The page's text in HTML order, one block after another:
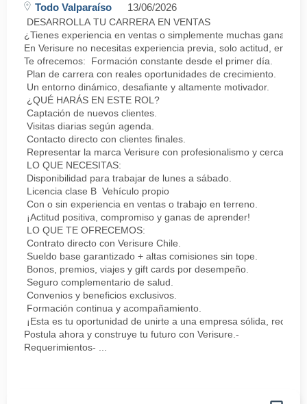
Todo Valparaíso 13/06/2026
DESARROLLA TU CARRERA EN VENTAS
¿Tienes experiencia en ventas o simplemente muchas ganas
En Verisure no necesitas experiencia previa, solo actitud,
Te ofrecemos: Formación constante desde el primer día.
Plan de carrera con reales oportunidades de crecimiento.
Un entorno dinámico, desafiante y altamente motivador.
¿QUÉ HARÁS EN ESTE ROL?
Captación de nuevos clientes.
Visitas diarias según agenda.
Contacto directo con clientes finales.
Representar la marca Verisure con profesionalismo y cercanía.
LO QUE NECESITAS:
Disponibilidad para trabajar de lunes a sábado.
Licencia clase B Vehículo propio
Con o sin experiencia en ventas o trabajo en terreno.
¡Actitud positiva, compromiso y ganas de aprender!
LO QUE TE OFRECEMOS:
Contrato directo con Verisure Chile.
Sueldo base garantizado + altas comisiones sin tope.
Bonos, premios, viajes y gift cards por desempeño.
Seguro complementario de salud.
Convenios y beneficios exclusivos.
Formación continua y acompañamiento.
¡Esta es tu oportunidad de unirte a una empresa sólida,
Postula ahora y construye tu futuro con Verisure.-
Requerimientos- ...